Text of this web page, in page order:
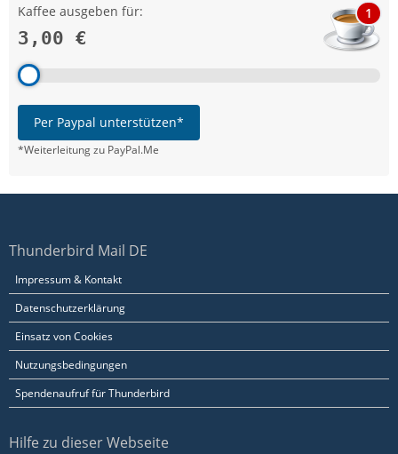
Kaffee ausgeben für:
3,00 €
1
Per Paypal unterstützen*
*Weiterleitung zu PayPal.Me
Thunderbird Mail DE
Impressum & Kontakt
Datenschutzerklärung
Einsatz von Cookies
Nutzungsbedingungen
Spendenaufruf für Thunderbird
Hilfe zu dieser Webseite